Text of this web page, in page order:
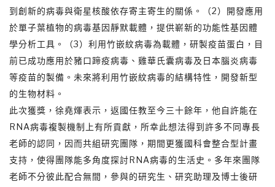
到創新的病毒與衛星核酸依存寄主寄生的關係。（2）開發應用
於單子葉植物的病毒基因靜默載體，提供嶄新的功能性基因體
學分析工具。（3）利用竹嵌紋病毒為載體，研製疫苗蛋白，目
前已成功應用於豬口蹄疫病毒、雞華氏囊病毒及日本腦炎病毒
等疫苗的製備。未來將利用竹嵌紋病毒的結構特性，開發新型
的生物材料。
此次獲獎，徐堯煇表示，返國任教至今三十餘年，他自許能在
RNA病毒複製機制上有所貢獻，所幸此想法得到許多不同專長
老師的認同，因而共組研究團隊，期間更獲國科會整合型計畫
支持，使得團隊能多角度探討RNA病毒的生活史。多年來團隊
老師不分彼此配合無間，參與的研究生、研究助理及博士後研